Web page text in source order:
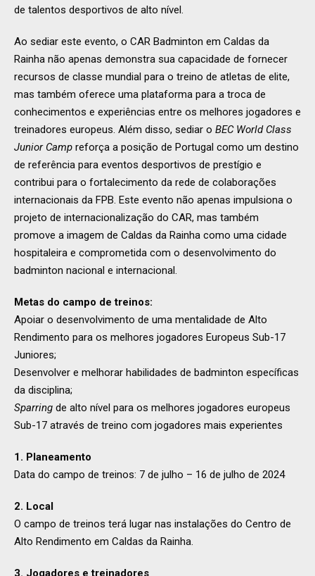
de talentos desportivos de alto nível.
Ao sediar este evento, o CAR Badminton em Caldas da
Rainha não apenas demonstra sua capacidade de fornecer
recursos de classe mundial para o treino de atletas de elite,
mas também oferece uma plataforma para a troca de
conhecimentos e experiências entre os melhores jogadores e
treinadores europeus. Além disso, sediar o BEC World Class
Junior Camp reforça a posição de Portugal como um destino
de referência para eventos desportivos de prestígio e
contribui para o fortalecimento da rede de colaborações
internacionais da FPB. Este evento não apenas impulsiona o
projeto de internacionalização do CAR, mas também
promove a imagem de Caldas da Rainha como uma cidade
hospitaleira e comprometida com o desenvolvimento do
badminton nacional e internacional.
Metas do campo de treinos:
Apoiar o desenvolvimento de uma mentalidade de Alto
Rendimento para os melhores jogadores Europeus Sub-17
Juniores;
Desenvolver e melhorar habilidades de badminton específicas
da disciplina;
Sparring de alto nível para os melhores jogadores europeus
Sub-17 através de treino com jogadores mais experientes
1. Planeamento
Data do campo de treinos: 7 de julho – 16 de julho de 2024
2. Local
O campo de treinos terá lugar nas instalações do Centro de
Alto Rendimento em Caldas da Rainha.
3. Jogadores e treinadores